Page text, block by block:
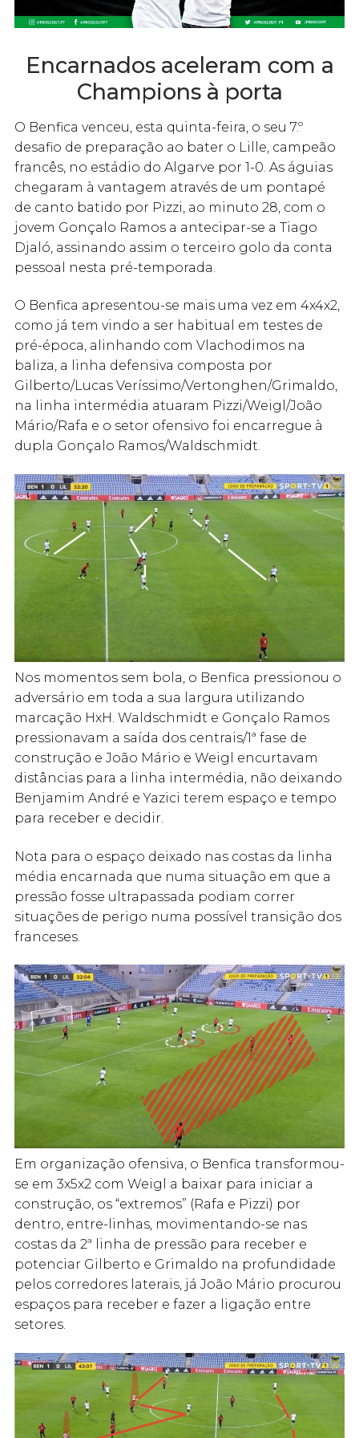
Encarnados aceleram com a
Champions à porta
O Benfica venceu, esta quinta-feira, o seu 7.º
desafio de preparação ao bater o Lille, campeão
francês, no estádio do Algarve por 1-0. As águias
chegaram à vantagem através de um pontapé
de canto batido por Pizzi, ao minuto 28, com o
jovem Gonçalo Ramos a antecipar-se a Tiago
Djaló, assinando assim o terceiro golo da conta
pessoal nesta pré-temporada.
O Benfica apresentou-se mais uma vez em 4x4x2,
como já tem vindo a ser habitual em testes de
pré-época, alinhando com Vlachodimos na
baliza, a linha defensiva composta por
Gilberto/Lucas Veríssimo/Vertonghen/Grimaldo,
na linha intermédia atuaram Pizzi/Weigl/João
Mário/Rafa e o setor ofensivo foi encarregue à
dupla Gonçalo Ramos/Waldschmidt.
Nos momentos sem bola, o Benfica pressionou o
adversário em toda a sua largura utilizando
marcação HxH. Waldschmidt e Gonçalo Ramos
pressionavam a saída dos centrais/1ª fase de
construção e João Mário e Weigl encurtavam
distâncias para a linha intermédia, não deixando
Benjamim André e Yazici terem espaço e tempo
para receber e decidir.
Nota para o espaço deixado nas costas da linha
média encarnada que numa situação em que a
pressão fosse ultrapassada podiam correr
situações de perigo numa possível transição dos
franceses.
Em organização ofensiva, o Benfica transformou-
se em 3x5x2 com Weigl a baixar para iniciar a
construção, os “extremos” (Rafa e Pizzi) por
dentro, entre-linhas, movimentando-se nas
costas da 2ª linha de pressão para receber e
potenciar Gilberto e Grimaldo na profundidade
pelos corredores laterais, já João Mário procurou
espaços para receber e fazer a ligação entre
setores.